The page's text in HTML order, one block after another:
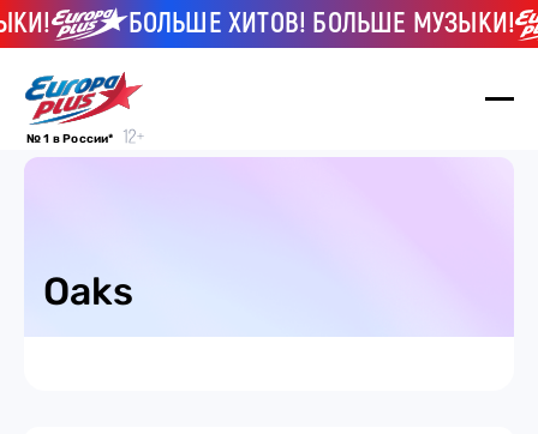
БОЛЬШЕ ХИТОВ! БОЛЬШЕ МУЗЫКИ!
№ 1 в России*
Oaks